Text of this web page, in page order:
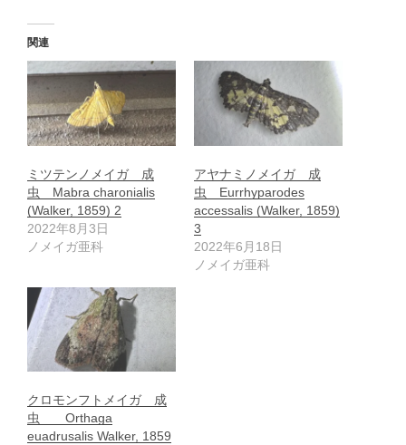
関連
ミツテンノメイガ 成
虫 Mabra charonialis
(Walker, 1859) 2
2022年8月3日
ノメイガ亜科
アヤナミノメイガ 成
虫 Eurrhyparodes
accessalis (Walker, 1859)
3
2022年6月18日
ノメイガ亜科
クロモンフトメイガ 成
虫 Orthaga
euadrusalis Walker, 1859